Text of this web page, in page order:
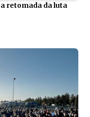
retomada da luta